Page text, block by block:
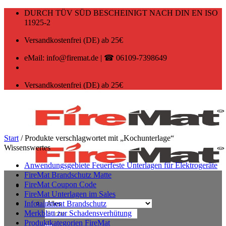
Zum
DURCH TÜV SÜD BESCHEINIGT NACH DIN EN ISO
11925-2
Versandkostenfrei (DE) ab 25€
eMail: info@firemat.de | ☎ 06109-7398649
Versandkostenfrei (DE) ab 25€
Suchen
nach:
Start /Produkte verschlagwortet mit „Kochunterlage“
Wissenswertes
Anwendungsgebiete Feuerfeste Unterlagen für Elektrogeräte
FireMat Brandschutz Matte
FireMat Coupon Code
FireMat Unterlagen im Sales
Infotainment Brandschutz
Merkblatt zur Schadensverhütung
Produktkategorien FireMat